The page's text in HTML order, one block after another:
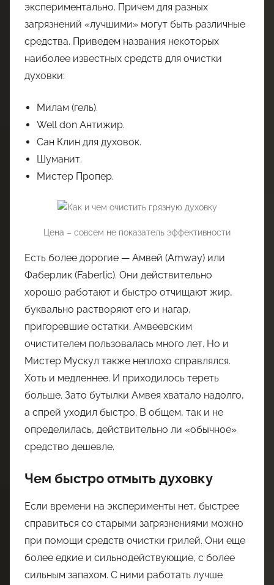
экспериментально. Причем для разных
загрязнений «лучшими» могут быть различные
средства. Приведем названия некоторых
наиболее известных средств для очистки
духовки:
Милам (гель).
Well don Антижир.
Сан Клин для духовок.
Шуманит.
Мистер Пропер.
Цена – совсем не показатель эффективности
Есть более дорогие — Амвей (Amway) или
Фаберлик (Faberlic). Они действительно
хорошо работают и быстро отчищают жир,
буквально растворяют его и нагар,
пригоревшие остатки. Амвеевским
очистителем пользовалась много лет. Но и
Мистер Мускул также неплохо справлялся.
Хоть и медленнее. И приходилось тереть
больше. Зато бутылки Амвея хватало надолго,
а спрей уходил быстро. В общем, так и не
определилась, действительно ли «обычное»
средство дешевле.
Чем быстро отмыть духовку
Если времени на эксперименты нет, быстрее
справиться со старыми загрязнениями можно
при помощи средств очистки грилей. Они еще
более едкие и сильнодействующие, с более
сильным запахом. С ними работать лучше